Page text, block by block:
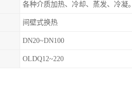
各种介质加热、冷却、蒸发、冷凝。
间壁式换热
DN20~DN100
OLDQ12~220